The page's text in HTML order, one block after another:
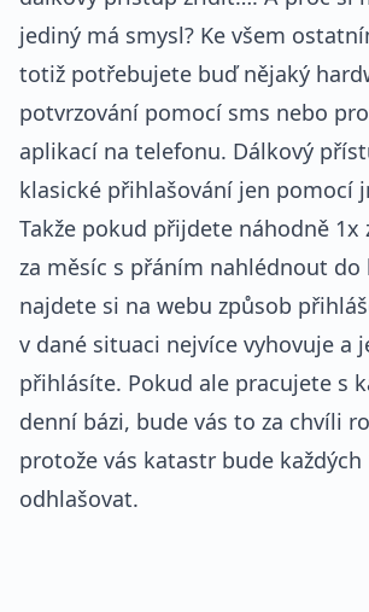
jediný má smysl? Ke všem
totiž potřebujete buď nějaký
potvrzování pomocí sms nebo
aplikací na telefonu. Dálkový
klasické přihlašování jen pomocí
Takže pokud přijdete náhodně 1x
za měsíc s přáním nahlédnout do
najdete si na webu způsob
v dané situaci nejvíce vyhovuje a
přihlásíte. Pokud ale pracujete s
denní bázi, bude vás to za chvíli
protože vás katastr bude
odhlašovat.